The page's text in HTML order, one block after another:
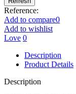
Reference:
Add to compare0
Add to wishlist
Love 0
Description
Product Details
Description